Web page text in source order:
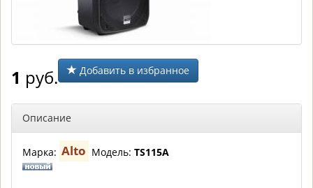
1 руб. Добавить в избранное
Описание
Марка: Alto Модель: TS115A